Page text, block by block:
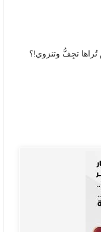
تجِفُّ وتنزوي!؟